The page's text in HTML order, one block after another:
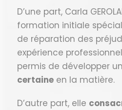
D’une part, Carla
formation initiale
de réparation des
expérience
permis de développer
certaine en la matière.
D’autre part, elle